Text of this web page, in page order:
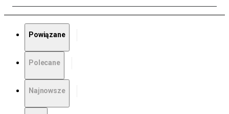
Powiązane
Polecane
Najnowsze